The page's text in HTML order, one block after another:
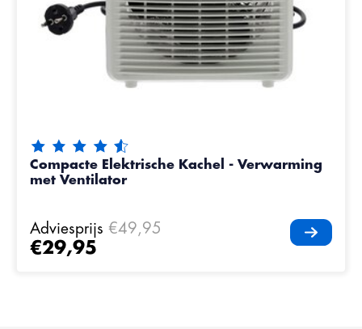
De beoordeling van dit product is
Compacte Elektrische Kachel - Verwarming
met Ventilator
Adviesprijs €49,95
€29,95